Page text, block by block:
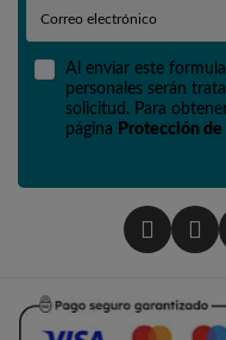
Al enviar este
personales serán
solicitud. Para
página Protección de